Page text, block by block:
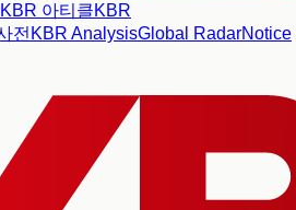
KBR 아티클KBR
전 KBR AnalysisGlobal RadarNotice